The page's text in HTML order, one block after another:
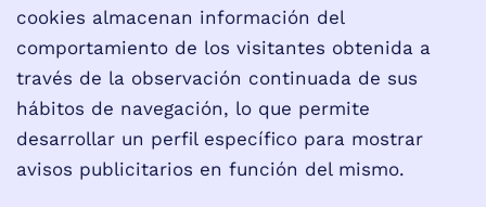
cookies almacenan información del
comportamiento de los visitantes obtenida a
través de la observación continuada de sus
hábitos de navegación, lo que permite
desarrollar un perfil específico para mostrar
avisos publicitarios en función del mismo.